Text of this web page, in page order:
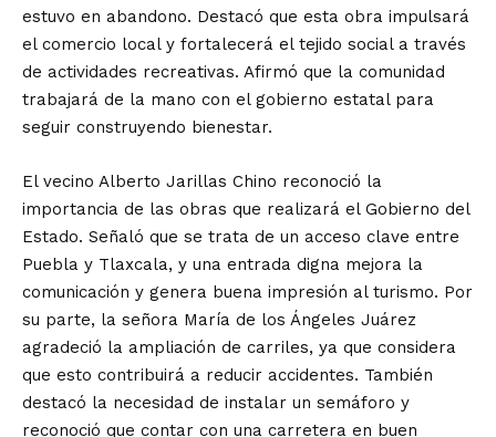
estuvo en abandono. Destacó que esta obra impulsará
el comercio local y fortalecerá el tejido social a través
de actividades recreativas. Afirmó que la comunidad
trabajará de la mano con el gobierno estatal para
seguir construyendo bienestar.
El vecino Alberto Jarillas Chino reconoció la
importancia de las obras que realizará el Gobierno del
Estado. Señaló que se trata de un acceso clave entre
Puebla y Tlaxcala, y una entrada digna mejora la
comunicación y genera buena impresión al turismo. Por
su parte, la señora María de los Ángeles Juárez
agradeció la ampliación de carriles, ya que considera
que esto contribuirá a reducir accidentes. También
destacó la necesidad de instalar un semáforo y
reconoció que contar con una carretera en buen